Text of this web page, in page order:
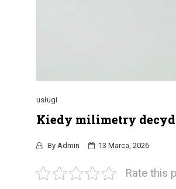
usługi
Kiedy milimetry
By Admin 13 Marca, 2026
Rate this